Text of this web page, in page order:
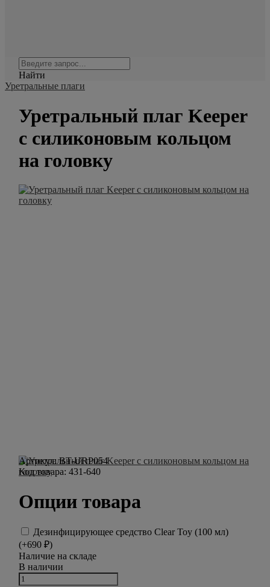
Найти
Уретральные плаги
Уретральный плаг Keeper
с силиконовым кольцом
на головку
Артикул:BT-URP054
Код товара: 431-640
Опции товара
Дезинфицирующее средство Clear Toy (100 мл)
(+690 ₽)
Наличие на складе
В наличии